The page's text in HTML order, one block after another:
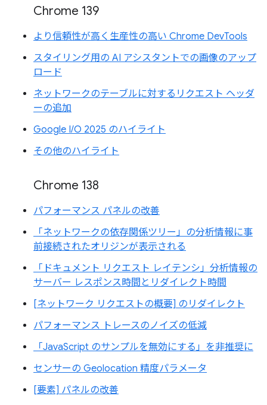
Chrome 139
より信頼性が高く生産性の高い Chrome DevTools
スタイリング用の AI アシスタントでの画像のアップ
ロード
ネットワークのテーブルに対するリクエスト ヘッダ
ーの追加
Google I/O 2025 のハイライト
その他のハイライト
Chrome 138
パフォーマンス パネルの改善
「ネットワークの依存関係ツリー」の分析情報に事
前接続されたオリジンが表示される
「ドキュメント リクエスト レイテンシ」分析情報の
サーバー レスポンス時間とリダイレクト時間
[ネットワーク リクエストの概要] のリダイレクト
パフォーマンス トレースのノイズの低減
「JavaScript のサンプルを無効にする」を非推奨に
センサーの Geolocation 精度パラメータ
[要素] パネルの改善